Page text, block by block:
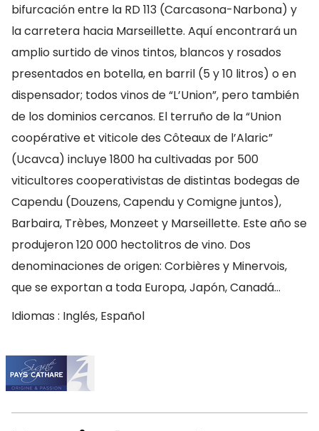
bifurcación entre la RD 113 (Carcasona-Narbona) y
la carretera hacia Marseillette. Aquí encontrará un
amplio surtido de vinos tintos, blancos y rosados
presentados en botella, en barril (5 y 10 litros) o en
dispensador; todos vinos de “L’Union”, pero también
de los dominios cercanos. El terruño de la “Union
coopérative et viticole des Côteaux de l’Alaric”
(Ucavca) incluye 1800 ha cultivadas por 500
viticultores cooperativistas de distintas bodegas de
Capendu (Douzens, Capendu y Comigne juntos),
Barbaira, Trèbes, Monzeet y Marseillette. Este año se
produjeron 120 000 hectolitros de vino. Dos
denominaciones de origen: Corbières y Minervois,
que se exportan a toda Europa, Japón, Canadá…
Idiomas : Inglés, Español